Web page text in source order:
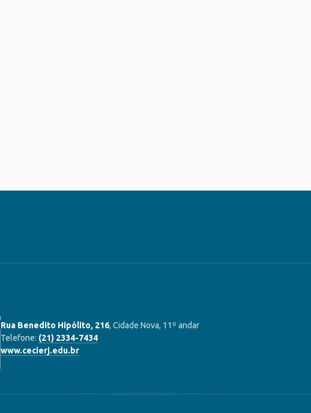
Rua Benedito Hipólito, 216, Cidade Nova, 11º andar
Telefone: (21) 2334-7434
www.cecierj.edu.br